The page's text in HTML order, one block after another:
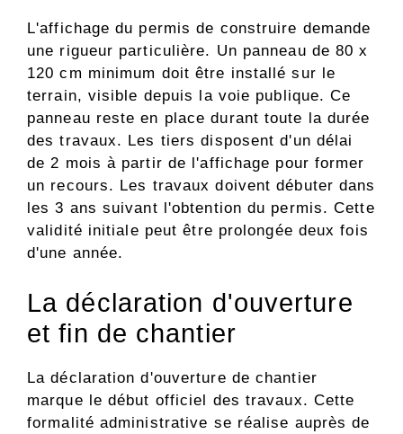
L'affichage du permis de construire demande
une rigueur particulière. Un panneau de 80 x
120 cm minimum doit être installé sur le
terrain, visible depuis la voie publique. Ce
panneau reste en place durant toute la durée
des travaux. Les tiers disposent d'un délai
de 2 mois à partir de l'affichage pour former
un recours. Les travaux doivent débuter dans
les 3 ans suivant l'obtention du permis. Cette
validité initiale peut être prolongée deux fois
d'une année.
La déclaration d'ouverture
et fin de chantier
La déclaration d'ouverture de chantier
marque le début officiel des travaux. Cette
formalité administrative se réalise auprès de